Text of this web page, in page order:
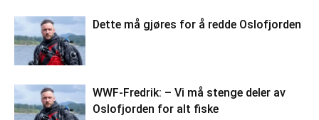
Dette må gjøres for å redde Oslofjorden
WWF-Fredrik: – Vi må stenge deler av
Oslofjorden for alt fiske